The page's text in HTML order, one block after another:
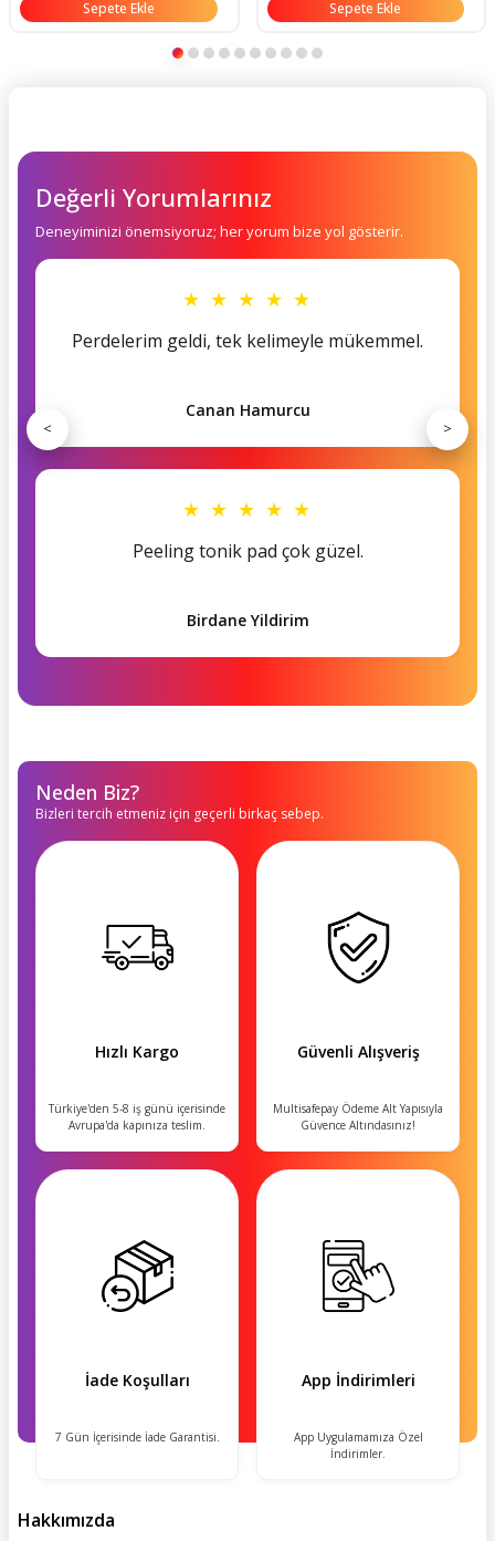
Sepete Ekle Sepete Ekle
Değerli Yorumlarınız
Deneyiminizi önemsiyoruz; her yorum bize yol gösterir.
★ ★ ★ ★ ★
Perdelerim geldi, tek kelimeyle mükemmel.
Canan Hamurcu
★ ★ ★ ★ ★
Peeling tonik pad çok güzel.
Birdane Yildirim
< >
Neden Biz?
Bizleri tercih etmeniz için geçerli birkaç sebep.
Hızlı Kargo
Türkiye'den 5-8 iş günü içerisinde
Avrupa'da kapınıza teslim.
Güvenli Alışveriş
Multisafepay Ödeme Alt Yapısıyla
Güvence Altındasınız!
İade Koşulları
7 Gün İçerisinde İade Garantisi.
App İndirimleri
App Uygulamamıza Özel
İndirimler.
Hakkımızda